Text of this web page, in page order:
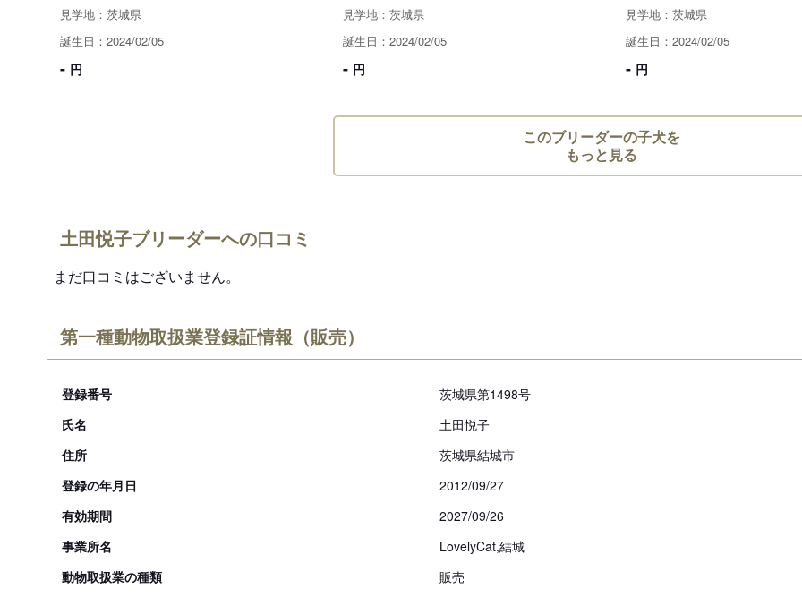
主様ご負担となります。ご承知
現在の獣医学においてワクチン
引き渡し後のサポート
子犬の飼育相談はいつでもご相
見学地：茨城県
誕生日：2024/02/05
- 円
見学地：茨城県
誕生日：2024/02/05
- 円
見学地：茨城県
誕生日：2024/02/05
- 円
このブリーダーの子犬を
もっと見る
土田悦子ブリーダーへの口コミ
まだ口コミはございません。
第一種動物取扱業登録証情報（販売）
登録番号
茨城県第1498号
氏名
土田悦子
住所
茨城県結城市
登録の年月日
2012/09/27
有効期間
2027/09/26
事業所名
LovelyCat,結城
動物取扱業の種類
販売